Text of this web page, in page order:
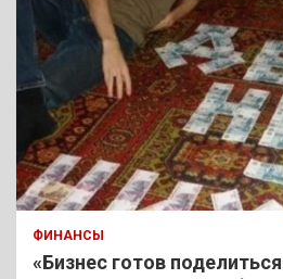
ФИНАНСЫ
«Бизнес готов